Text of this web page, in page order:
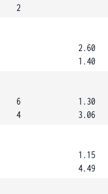
2
2.60
1.40
6
4
1.30
3.06
1.15
4.49